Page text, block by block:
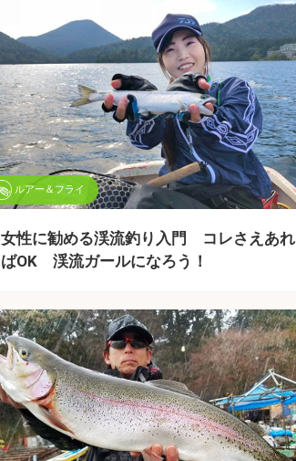
ルアー＆フライ
女性に勧める渓流釣り入門 コレさえあれ
ばOK 渓流ガールになろう！